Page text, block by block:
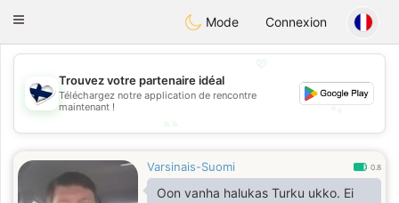
SuomenTreffit
Toggle
Mode Connexion
💖
💕
Trouvez votre partenaire idéal
Téléchargez notre application de rencontre
maintenant !
Varsinais-Suomi 0.8
Oon vanha halukas Turku ukko. Ei